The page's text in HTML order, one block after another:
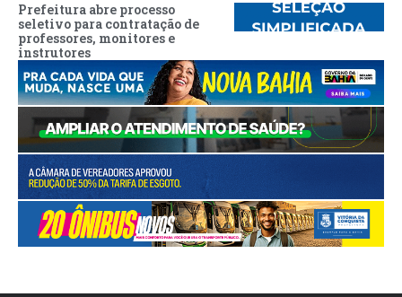
Prefeitura abre processo
seletivo para contratação de
professores, monitores e
instrutores